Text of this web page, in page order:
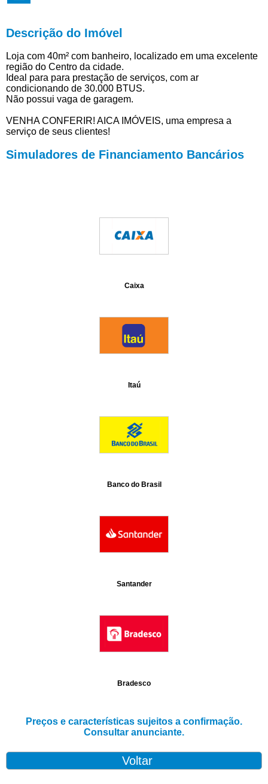
Descrição do Imóvel
Loja com 40m² com banheiro, localizado em uma excelente
região do Centro da cidade.
Ideal para para prestação de serviços, com ar
condicionando de 30.000 BTUS.
Não possui vaga de garagem.
VENHA CONFERIR! AICA IMÓVEIS, uma empresa a
serviço de seus clientes!
Simuladores de Financiamento Bancários
Caixa
Itaú
Banco do Brasil
Santander
Bradesco
Preços e características sujeitos a confirmação.
Consultar anunciante.